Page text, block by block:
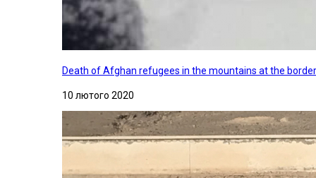
Death of Afghan refugees in the mountains at the
10 лютого 2020